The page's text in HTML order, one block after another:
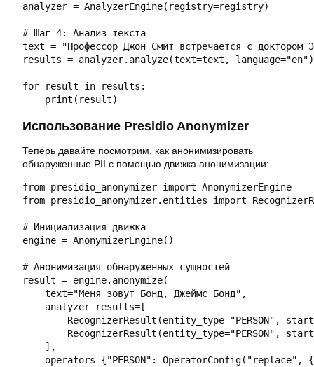
analyzer = AnalyzerEngine(registry=registry)
# Шаг 4: Анализ текста
text = "Профессор Джон Смит встречается с доктором
results = analyzer.analyze(text=text, language="en")
for result in results:
    print(result)
Использование Presidio Anonymizer
Теперь давайте посмотрим, как анонимизировать
обнаруженные PII с помощью движка анонимизации:
from presidio_anonymizer import AnonymizerEngine
from presidio_anonymizer.entities import
# Инициализация движка
engine = AnonymizerEngine()
# Анонимизация обнаруженных сущностей
result = engine.anonymize(
    text="Меня зовут Бонд, Джеймс Бонд",
    analyzer_results=[
RecognizerResult(entity_type="PERSON",
RecognizerResult(entity_type="PERSON",
    ],
operators={"PERSON": OperatorConfig("replace",